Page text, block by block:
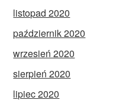
listopad 2020
październik 2020
wrzesień 2020
sierpień 2020
lipiec 2020